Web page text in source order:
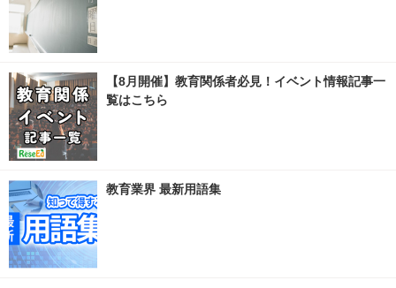
【8月開催】教育関係者必見！イベント情報記事一
覧はこちら
教育業界 最新用語集